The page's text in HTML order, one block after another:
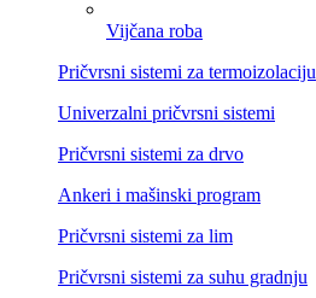
Vijčana roba
Pričvrsni sistemi za termoizolaciju
Univerzalni pričvrsni sistemi
Pričvrsni sistemi za drvo
Ankeri i mašinski program
Pričvrsni sistemi za lim
Pričvrsni sistemi za suhu gradnju